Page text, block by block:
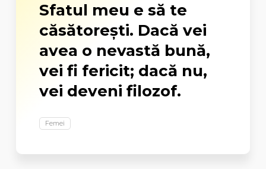
Sfatul meu e să te
căsătoreşti. Dacă vei
avea o nevastă bună,
vei fi fericit; dacă nu,
vei deveni filozof.
Femei